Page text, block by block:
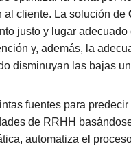
al cliente. La solución de
justo y lugar
y, además, la
disminuyan las bajas
fuentes para
de RRHH
automatiza el